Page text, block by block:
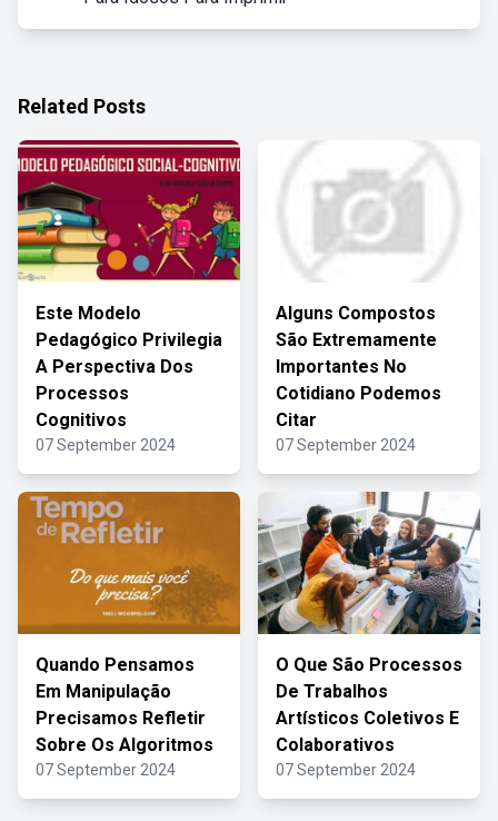
Related Posts
Este Modelo
Pedagógico Privilegia
A Perspectiva Dos
Processos
Cognitivos
07 September 2024
Alguns Compostos
São Extremamente
Importantes No
Cotidiano Podemos
Citar
07 September 2024
Quando Pensamos
Em Manipulação
Precisamos Refletir
Sobre Os Algoritmos
07 September 2024
O Que São Processos
De Trabalhos
Artísticos Coletivos E
Colaborativos
07 September 2024